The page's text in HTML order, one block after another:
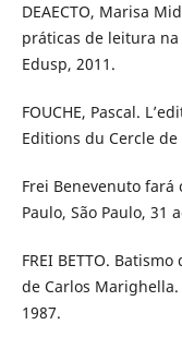
DEAECTO, Marisa
práticas de leitura na
Edusp, 2011.
FOUCHE, Pascal.
Editions du Cercle
Frei Benevenuto fará
Paulo, São Paulo, 31
FREI BETTO.
de Carlos
1987.